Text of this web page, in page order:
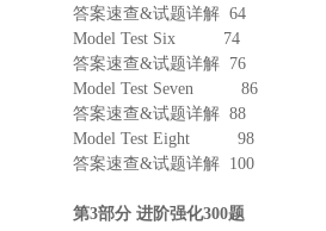
答案速查&试题详解 64
Model Test Six
74
答案速查&试题详解 76
Model Test Seven
86
答案速查&试题详解 88
Model Test Eight
98
答案速查&试题详解 100
第3部分 进阶强化300题